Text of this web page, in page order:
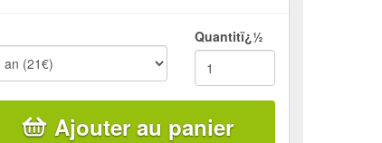
Quantitï¿½
Ajouter au panier